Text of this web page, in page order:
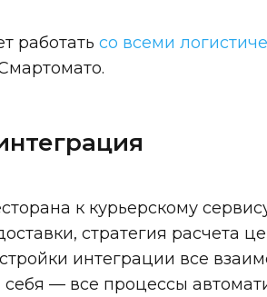
работать со всеми
к курьерскому
стратегия расчета
интеграции все
— все процессы